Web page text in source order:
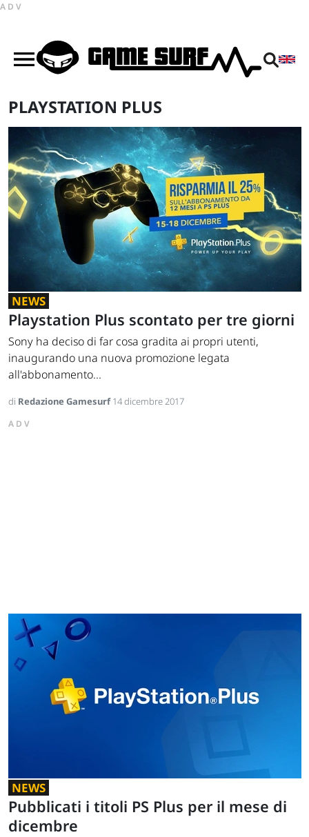
ADV
PLAYSTATION PLUS
NEWS
Playstation Plus scontato per tre giorni
Sony ha deciso di far cosa gradita ai propri utenti,
inaugurando una nuova promozione legata
all'abbonamento...
di Redazione Gamesurf14 dicembre 2017
ADV
NEWS
Pubblicati i titoli PS Plus per il mese di
dicembre